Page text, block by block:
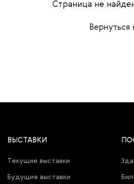
Страница не
Вернуться
ВЫСТАВКИ
Текущие выставки
Будущие выставки